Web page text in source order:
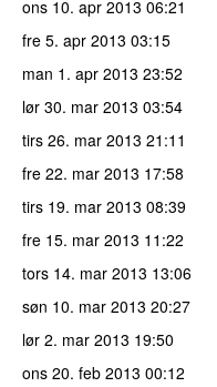
ons 10. apr 2013 06:21
fre 5. apr 2013 03:15
man 1. apr 2013 23:52
lør 30. mar 2013 03:54
tirs 26. mar 2013 21:11
fre 22. mar 2013 17:58
tirs 19. mar 2013 08:39
fre 15. mar 2013 11:22
tors 14. mar 2013 13:06
søn 10. mar 2013 20:27
lør 2. mar 2013 19:50
ons 20. feb 2013 00:12